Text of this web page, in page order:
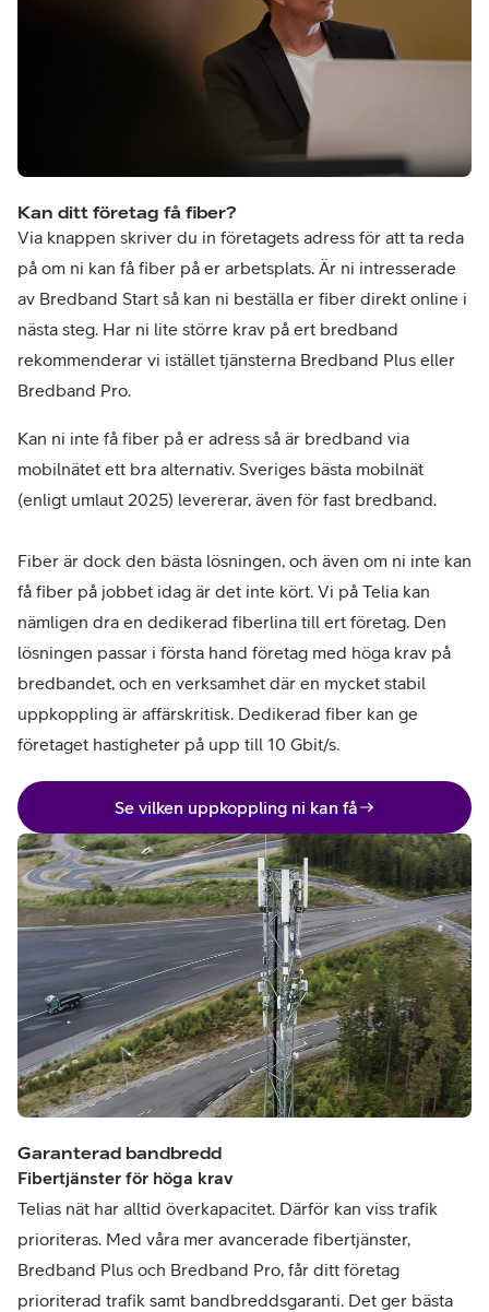
Kan ditt företag få fiber?
Via knappen skriver du in företagets adress för att ta reda
på om ni kan få fiber på er arbetsplats. Är ni intresserade
av Bredband Start så kan ni beställa er fiber direkt online i
nästa steg. Har ni lite större krav på ert bredband
rekommenderar vi istället tjänsterna Bredband Plus eller
Bredband Pro.
Kan ni inte få fiber på er adress så är bredband via
mobilnätet ett bra alternativ. Sveriges bästa mobilnät
(enligt umlaut 2025) levererar, även för fast bredband.
Fiber är dock den bästa lösningen, och även om ni inte kan
få fiber på jobbet idag är det inte kört. Vi på Telia kan
nämligen dra en dedikerad fiberlina till ert företag. Den
lösningen passar i första hand företag med höga krav på
bredbandet, och en verksamhet där en mycket stabil
uppkoppling är affärskritisk. Dedikerad fiber kan ge
företaget hastigheter på upp till 10 Gbit/s.
Se vilken uppkoppling ni kan få
Garanterad bandbredd
Fibertjänster för höga krav
Telias nät har alltid överkapacitet. Därför kan viss trafik
prioriteras. Med våra mer avancerade fibertjänster,
Bredband Plus och Bredband Pro, får ditt företag
prioriterad trafik samt bandbreddsgaranti. Det ger bästa